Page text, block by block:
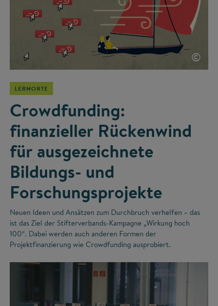
©
LERNORTE
Crowdfunding:
finanzieller Rückenwind
für ausgezeichnete
Bildungs- und
Forschungsprojekte
Neuen Ideen und Ansätzen zum Durchbruch verhelfen – das
ist das Ziel der Stifterverbands-Kampagne „Wirkung hoch
100“. Dabei werden auch anderen Formen der
Projektfinanzierung wie Crowdfunding ausprobiert.